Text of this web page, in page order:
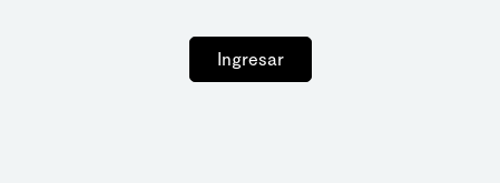
Ingresar